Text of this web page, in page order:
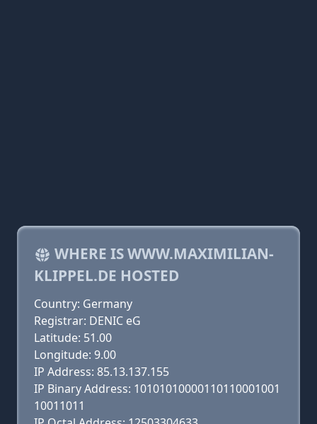
WHERE IS WWW.MAXIMILIAN-
KLIPPEL.DE HOSTED
Country: Germany
Registrar: DENIC eG
Latitude: 51.00
Longitude: 9.00
IP Address: 85.13.137.155
IP Binary Address: 10101010000110110001001
10011011